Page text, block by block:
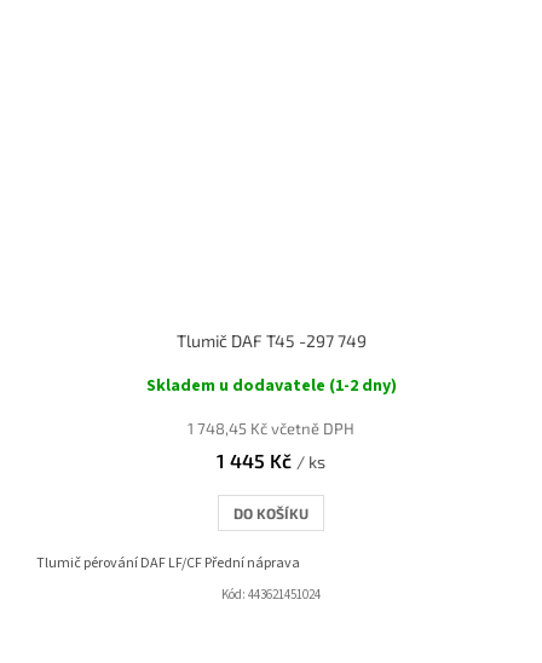
Tlumič DAF T45 -297 749
Skladem u dodavatele (1-2 dny)
1 748,45 Kč včetně DPH
1 445 Kč / ks
DO KOŠÍKU
Tlumič pérování DAF LF/CF Přední náprava
Kód: 443621451024